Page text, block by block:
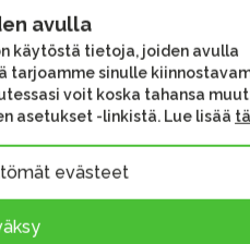
Katsottu
avulla
käytöstä tietoja, joiden avulla
tarjoamme sinulle
voit koska tahansa
asetukset -linkistä. Lue lisää
evästeet